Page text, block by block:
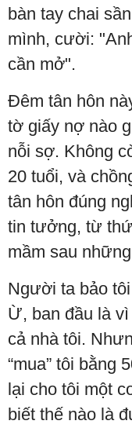
bàn tay chai
mình, cười:
cần mở".
Đêm tân hôn
tờ giấy nợ nào
nỗi sợ. Không
20 tuổi, và
tân hôn đúng
tin tưởng, từ
mầm sau
Người ta bảo
Ừ, ban đầu là
cả nhà tôi.
“mua” tôi bằng
lại cho tôi một
biết thế nào là